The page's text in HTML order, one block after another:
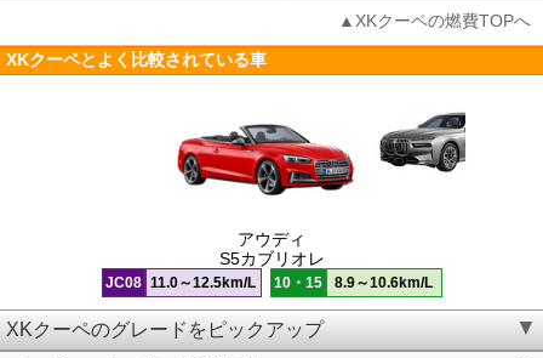
▲XKクーペの燃費TOPへ
XKクーペとよく比較されている車
アウディ
S5カブリオレ
JC08 11.0～12.5km/L 10・15 8.9～10.6km/L
XKクーペのグレードをピックアップ